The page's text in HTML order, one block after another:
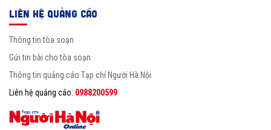
LIÊN HỆ QUẢNG CÁO
Thông tin tòa soạn
Gửi tin bài cho tòa soạn
Thông tin quảng cáo Tạp chí Người Hà Nội
Liên hệ quảng cáo: 0988200599